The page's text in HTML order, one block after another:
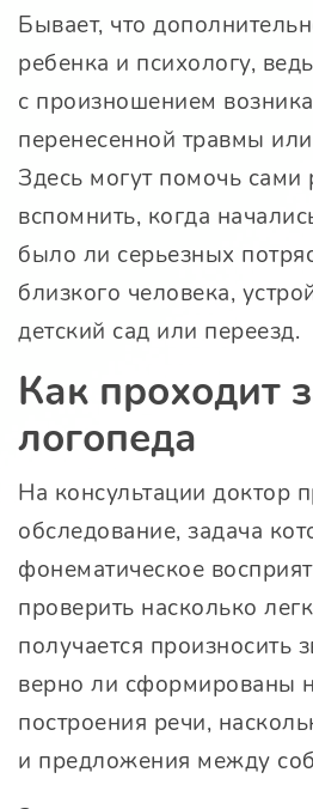
Бывает, что
ребенка и психологу,
с произношением
перенесенной травмы или
Здесь могут помочь сами
вспомнить, когда
было ли серьезных
близкого человека,
детский сад или переезд.
Как проходит
логопеда
На консультации доктор
обследование, задача
фонематическое
проверить насколько
получается произносить
верно ли сформированы
построения речи,
и предложения между